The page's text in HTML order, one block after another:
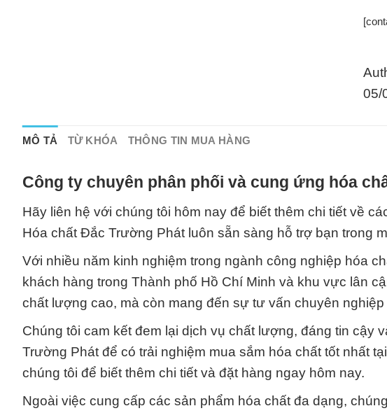
05/
MÔ TẢ TỪ KHÓA THÔNG TIN MUA HÀNG
Công ty chuyên phân phối và cung ứng hóa
Hãy liên hệ với chúng tôi hôm nay để biết thêm chi tiết về
Hóa chất Đắc Trường Phát luôn sẵn sàng hỗ trợ bạn trong
Với nhiều năm kinh nghiệm trong ngành công nghiệp hóa
khách hàng trong Thành phố Hồ Chí Minh và khu vực lân
chất lượng cao, mà còn mang đến sự tư vấn chuyên
Chúng tôi cam kết đem lại dịch vụ chất lượng, đáng tin cậy
Trường Phát để có trải nghiệm mua sắm hóa chất tốt nhất
chúng tôi để biết thêm chi tiết và đặt hàng ngay hôm nay.
Ngoài việc cung cấp các sản phẩm hóa chất đa dạng,